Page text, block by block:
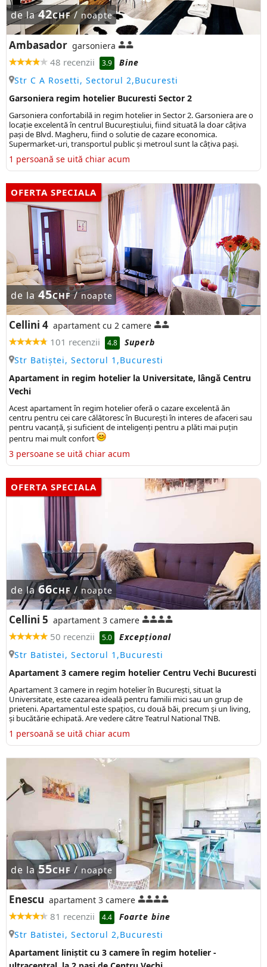
de la42CHF/ noapte
Ambasador garsoniera
48 recenzii 3.9
Bine
Str C A Rosetti, Sectorul 2,Bucuresti
Garsoniera regim hotelier Bucuresti Sector 2
Garsoniera confortabilă in regim hotelier in Sector 2. Garsoniera are o
locație excelentă în centrul Bucureștiului, fiind situată la doar câțiva
pași de Blvd. Magheru, fiind o solutie de cazare economica.
Supermarket-uri, transportul public şi metroul sunt la câţiva paşi.
1 persoană se uită chiar acum
OFERTA SPECIALA
de la45CHF/noapte
Cellini 4 apartament cu 2 camere
101 recenzii 4.8
Superb
Str Batiștei, Sectorul 1,Bucuresti
Apartament in regim hotelier la Universitate, lângă Centru
Vechi
Acest apartament în regim hotelier oferă o cazare excelentă ăn
centru pentru cei care călătoresc în București în interes de afaceri sau
pentru vacanță, și suficient de inteligenți pentru a plăti mai puțin
pentru mai mult confort
3 persoane se uită chiar acum
OFERTA SPECIALA
de la66CHF/noapte
Cellini 5 apartament 3 camere
50 recenzii 5.0
Excepţional
Str Batistei, Sectorul 1,Bucuresti
Apartament 3 camere regim hotelier Centru Vechi Bucuresti
Apartament 3 camere in regim hotelier în București, situat la
Universitate, este cazarea ideală pentru familii mici sau un grup de
prieteni. Apartamentul este spațios, cu două băi, precum și un living,
și bucătărie echipată. Are vedere către Teatrul National TNB.
1 persoană se uită chiar acum
de la55CHF / noapte
Enescu apartament 3 camere
81 recenzii 4.4
Foarte bine
Str Batistei, Sectorul 2,Bucuresti
Apartament liniștit cu 3 camere în regim hotelier -